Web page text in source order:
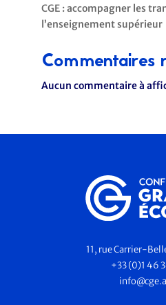
CGE : accompagner les
l’enseignement supérieur
Commentaires
Aucun commentaire à
11, rue Carrier-
+33 (0)1 46